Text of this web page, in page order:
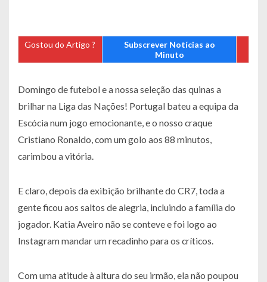
Gostou do Artigo ?
Subscrever Notícias ao
Minuto
Domingo de futebol e a nossa seleção das quinas a
brilhar na Liga das Nações! Portugal bateu a equipa da
Escócia num jogo emocionante, e o nosso craque
Cristiano Ronaldo, com um golo aos 88 minutos,
carimbou a vitória.
E claro, depois da exibição brilhante do CR7, toda a
gente ficou aos saltos de alegria, incluindo a família do
jogador. Katia Aveiro não se conteve e foi logo ao
Instagram mandar um recadinho para os críticos.
Com uma atitude à altura do seu irmão, ela não poupou